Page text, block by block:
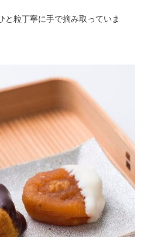
と粒丁寧に手で摘み取っていま